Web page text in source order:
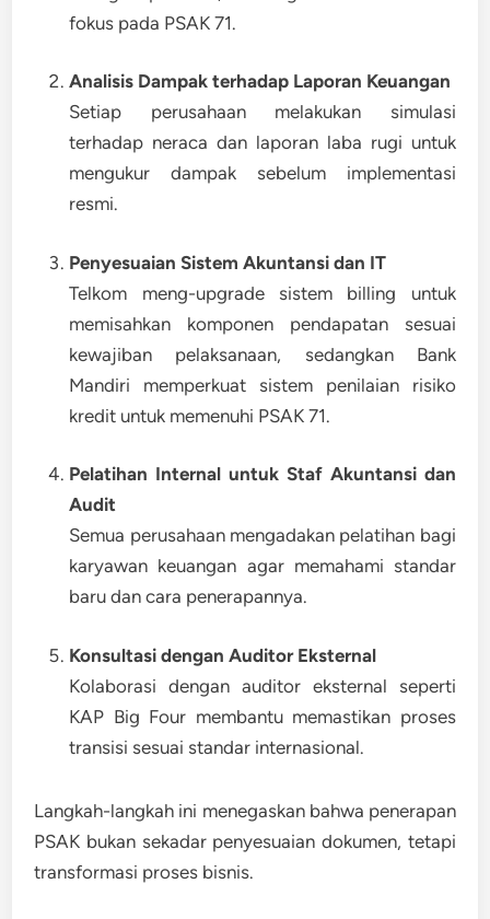
fokus pada PSAK 71.
Analisis Dampak terhadap Laporan Keuangan
Setiap perusahaan melakukan simulasi
terhadap neraca dan laporan laba rugi untuk
mengukur dampak sebelum implementasi
resmi.
Penyesuaian Sistem Akuntansi dan IT
Telkom meng-upgrade sistem billing untuk
memisahkan komponen pendapatan sesuai
kewajiban pelaksanaan, sedangkan Bank
Mandiri memperkuat sistem penilaian risiko
kredit untuk memenuhi PSAK 71.
Pelatihan Internal untuk Staf Akuntansi dan
Audit
Semua perusahaan mengadakan pelatihan bagi
karyawan keuangan agar memahami standar
baru dan cara penerapannya.
Konsultasi dengan Auditor Eksternal
Kolaborasi dengan auditor eksternal seperti
KAP Big Four membantu memastikan proses
transisi sesuai standar internasional.
Langkah-langkah ini menegaskan bahwa penerapan
PSAK bukan sekadar penyesuaian dokumen, tetapi
transformasi proses bisnis.